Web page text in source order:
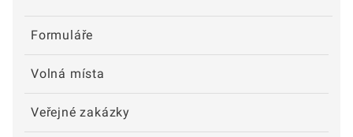
Formuláře
Volná místa
Veřejné zakázky